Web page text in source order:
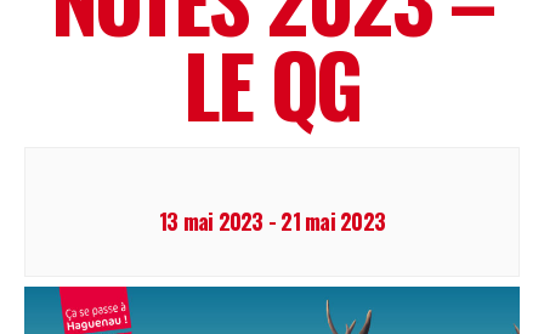
LE QG
13 mai 2023 -21 mai 2023